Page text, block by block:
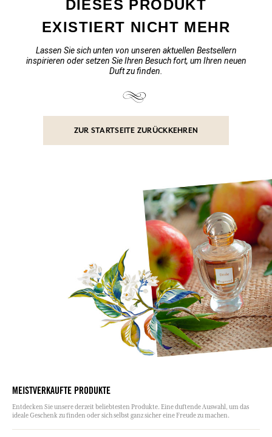
DIESES PRODUKT
EXISTIERT NICHT MEHR
Lassen Sie sich unten von unseren aktuellen Bestsellern
inspirieren oder setzen Sie Ihren Besuch fort, um Ihren neuen
Duft zu finden.
ZUR STARTSEITE ZURÜCKKEHREN
MEISTVERKAUFTE PRODUKTE
Entdecken Sie unsere derzeit beliebtesten Produkte. Eine duftende Auswahl, um das
ideale Geschenk zu finden oder sich selbst ganz sicher eine Freude zu machen.